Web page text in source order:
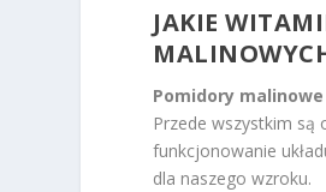
JAKIE
Pomidory malinowe
Przede wszystkim
funkcjonowanie
dla naszego wzroku.